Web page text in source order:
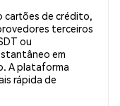
cartões de crédito,
terceiros
ou
em
A plataforma
rápida de